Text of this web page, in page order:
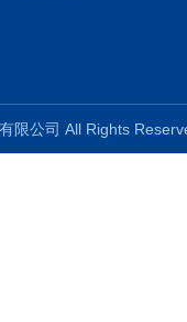
有限公司 All Rights